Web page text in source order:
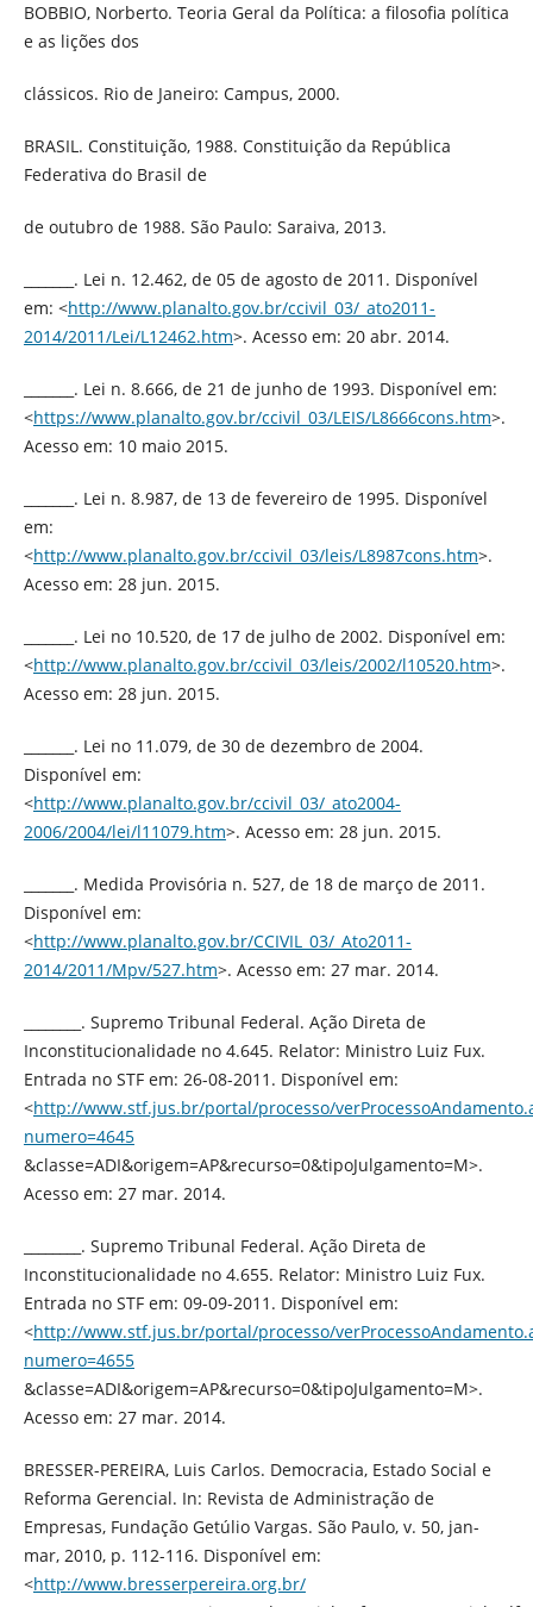
BOBBIO, Norberto. Teoria Geral da Política: a filosofia política
e as lições dos
clássicos. Rio de Janeiro: Campus, 2000.
BRASIL. Constituição, 1988. Constituição da República
Federativa do Brasil de
de outubro de 1988. São Paulo: Saraiva, 2013.
_______. Lei n. 12.462, de 05 de agosto de 2011. Disponível
em: <http://www.planalto.gov.br/ccivil_03/_ato2011-
2014/2011/Lei/L12462.htm>. Acesso em: 20 abr. 2014.
_______. Lei n. 8.666, de 21 de junho de 1993. Disponível em:
<https://www.planalto.gov.br/ccivil_03/LEIS/L8666cons.htm>.
Acesso em: 10 maio 2015.
_______. Lei n. 8.987, de 13 de fevereiro de 1995. Disponível
em:
<http://www.planalto.gov.br/ccivil_03/leis/L8987cons.htm>.
Acesso em: 28 jun. 2015.
_______. Lei no 10.520, de 17 de julho de 2002. Disponível em:
<http://www.planalto.gov.br/ccivil_03/leis/2002/l10520.htm>.
Acesso em: 28 jun. 2015.
_______. Lei no 11.079, de 30 de dezembro de 2004.
Disponível em:
<http://www.planalto.gov.br/ccivil_03/_ato2004-
2006/2004/lei/l11079.htm>. Acesso em: 28 jun. 2015.
_______. Medida Provisória n. 527, de 18 de março de 2011.
Disponível em:
<http://www.planalto.gov.br/CCIVIL_03/_Ato2011-
2014/2011/Mpv/527.htm>. Acesso em: 27 mar. 2014.
________. Supremo Tribunal Federal. Ação Direta de
Inconstitucionalidade no 4.645. Relator: Ministro Luiz Fux.
Entrada no STF em: 26-08-2011. Disponível em:
<http://www.stf.jus.br/portal/processo/
numero=4645
&classe=ADI&origem=AP&recurso=0&tipoJulgamento=M>.
Acesso em: 27 mar. 2014.
________. Supremo Tribunal Federal. Ação Direta de
Inconstitucionalidade no 4.655. Relator: Ministro Luiz Fux.
Entrada no STF em: 09-09-2011. Disponível em:
<http://www.stf.jus.br/portal/processo/
numero=4655
&classe=ADI&origem=AP&recurso=0&tipoJulgamento=M>.
Acesso em: 27 mar. 2014.
BRESSER-PEREIRA, Luis Carlos. Democracia, Estado Social e
Reforma Gerencial. In: Revista de Administração de
Empresas, Fundação Getúlio Vargas. São Paulo, v. 50, jan-
mar, 2010, p. 112-116. Disponível em:
<http://www.bresserpereira.org.br/